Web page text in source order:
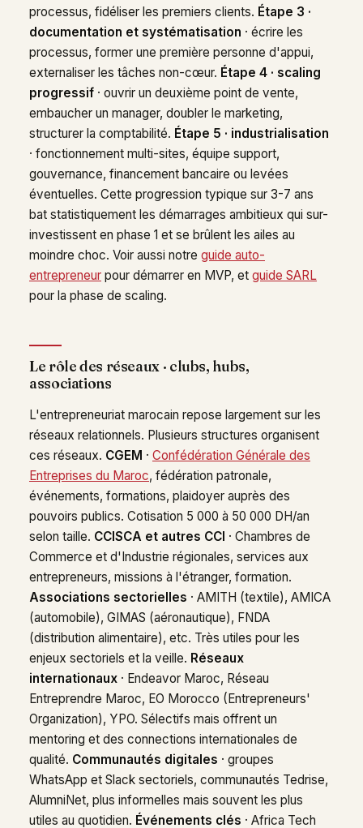
processus, fidéliser les premiers clients. Étape 3 ·
documentation et systématisation · écrire les
processus, former une première personne d'appui,
externaliser les tâches non-cœur. Étape 4 · scaling
progressif · ouvrir un deuxième point de vente,
embaucher un manager, doubler le marketing,
structurer la comptabilité. Étape 5 · industrialisation
· fonctionnement multi-sites, équipe support,
gouvernance, financement bancaire ou levées
éventuelles. Cette progression typique sur 3-7 ans
bat statistiquement les démarrages ambitieux qui sur-
investissent en phase 1 et se brûlent les ailes au
moindre choc. Voir aussi notre guide auto-
entrepreneur pour démarrer en MVP, et guide SARL
pour la phase de scaling.
Le rôle des réseaux · clubs, hubs,
associations
L'entrepreneuriat marocain repose largement sur les
réseaux relationnels. Plusieurs structures organisent
ces réseaux. CGEM · Confédération Générale des
Entreprises du Maroc, fédération patronale,
événements, formations, plaidoyer auprès des
pouvoirs publics. Cotisation 5 000 à 50 000 DH/an
selon taille. CCISCA et autres CCI · Chambres de
Commerce et d'Industrie régionales, services aux
entrepreneurs, missions à l'étranger, formation.
Associations sectorielles · AMITH (textile), AMICA
(automobile), GIMAS (aéronautique), FNDA
(distribution alimentaire), etc. Très utiles pour les
enjeux sectoriels et la veille. Réseaux
internationaux · Endeavor Maroc, Réseau
Entreprendre Maroc, EO Morocco (Entrepreneurs'
Organization), YPO. Sélectifs mais offrent un
mentoring et des connections internationales de
qualité. Communautés digitales · groupes
WhatsApp et Slack sectoriels, communautés Tedrise,
AlumniNet, plus informelles mais souvent les plus
utiles au quotidien. Événements clés · Africa Tech